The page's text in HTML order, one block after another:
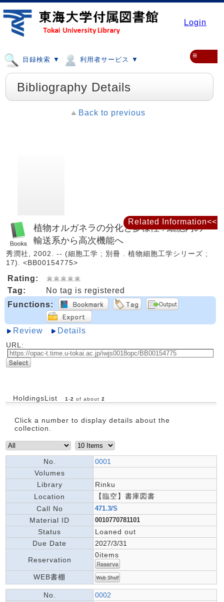
Login
目録検索 ▼ 利用者サービス ▼ ≡
Bibliography Details
Back to previous
植物オルガネラの分化と多様性 : 細胞内の
輸送系から高次機能へ
秀潤社, 2002. -- (細胞工学 ; 別冊 . 植物細胞工学シリーズ ;
17). <BB00154775>
Rating:
Tag:
No tag is registered
Functions:
Review Details
URL:
HoldingsList 1 -2 of about 2
Click a number to display details about the
collection.
No.
0001
Volumes
Library
Rinku
Location
【臨空】書庫図書
Call No
471.3/S
Material ID 0010770781101
Status
Loaned out
Due Date
2027/3/31
Reservation
0items
WEB書棚
No.
0002
Related Information<<